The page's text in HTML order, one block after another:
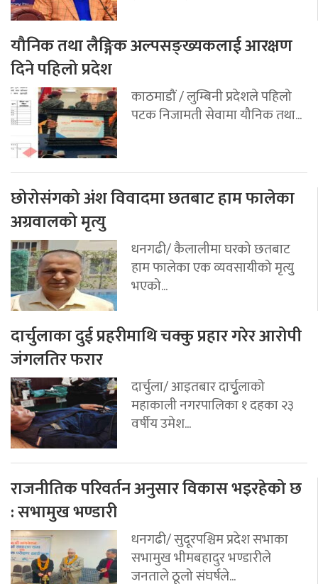
यौनिक तथा लैङ्गिक अल्पसङ्ख्यकलाई आरक्षण
दिने पहिलो प्रदेश
काठमाडौं / लुम्बिनी प्रदेशले पहिलो
पटक निजामती सेवामा यौनिक तथा...
छोरोसंगको अंश विवादमा छतबाट हाम फालेका
अग्रवालको मृत्यु
धनगढी/ कैलालीमा घरको छतबाट
हाम फालेका एक व्यवसायीको मृत्युु
भएको...
दार्चुलाका दुई प्रहरीमाथि चक्कु प्रहार गरेर आरोपी
जंगलतिर फरार
दार्चुला/ आइतबार दार्चुृलाको
महाकाली नगरपालिका १ दहका २३
वर्षीय उमेश...
राजनीतिक परिवर्तन अनुसार विकास भइरहेको छ
: सभामुख भण्डारी
धनगढी/ सुदूरपश्चिम प्रदेश सभाका
सभामुख भीमबहादुर भण्डारीले
जनताले ठूलो संघर्षले...